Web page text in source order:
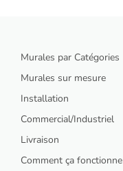
Murales par Catégories
Murales sur mesure
Installation
Commercial/Industriel
Livraison
Comment ça fonctionne